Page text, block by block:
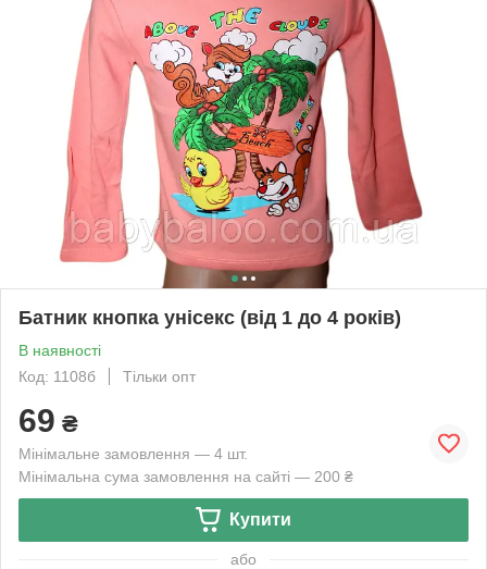
Батник кнопка унісекс (від 1 до 4 років)
В наявності
Код: 1108б
Тільки опт
69 ₴
Мінімальне замовлення — 4 шт.
Мінімальна сума замовлення на сайті — 200 ₴
Купити
або